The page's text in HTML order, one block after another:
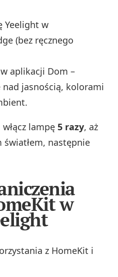
Yeelight w
(bez ręcznego
aplikacji Dom –
nad jasnością, kolorami
włącz lampę5 razy, aż
światłem, następnie
w
z HomeKit i